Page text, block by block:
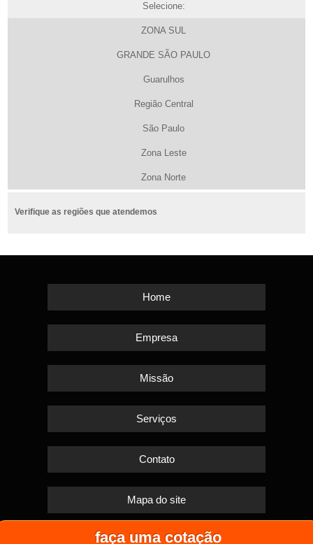
faça uma cotação
Selecione:
ZONA SUL
GRANDE SÃO PAULO
Guarulhos
Região Central
São Paulo
Zona Leste
Zona Norte
Verifique as regiões que atendemos
Home
Empresa
Missão
Serviços
Contato
Mapa do site